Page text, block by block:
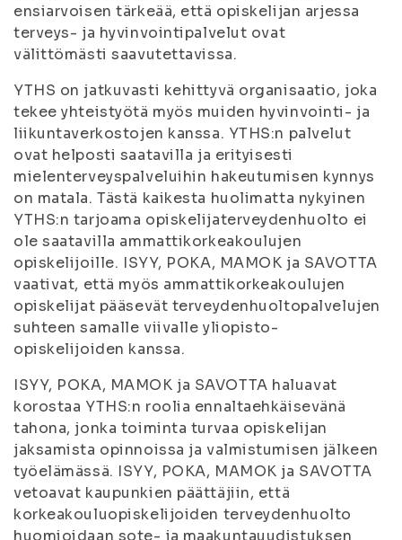
ensiarvoisen tärkeää, että opiskelijan arjessa
terveys- ja hyvinvointipalvelut ovat
välittömästi saavutettavissa.
YTHS on jatkuvasti kehittyvä organisaatio, joka
tekee yhteistyötä myös muiden hyvinvointi- ja
liikuntaverkostojen kanssa. YTHS:n palvelut
ovat helposti saatavilla ja erityisesti
mielenterveyspalveluihin hakeutumisen kynnys
on matala. Tästä kaikesta huolimatta nykyinen
YTHS:n tarjoama opiskelijaterveydenhuolto ei
ole saatavilla ammattikorkeakoulujen
opiskelijoille. ISYY, POKA, MAMOK ja SAVOTTA
vaativat, että myös ammattikorkeakoulujen
opiskelijat pääsevät terveydenhuoltopalvelujen
suhteen samalle viivalle yliopisto-
opiskelijoiden kanssa.
ISYY, POKA, MAMOK ja SAVOTTA haluavat
korostaa YTHS:n roolia ennaltaehkäisevänä
tahona, jonka toiminta turvaa opiskelijan
jaksamista opinnoissa ja valmistumisen jälkeen
työelämässä. ISYY, POKA, MAMOK ja SAVOTTA
vetoavat kaupunkien päättäjiin, että
korkeakouluopiskelijoiden terveydenhuolto
huomioidaan sote- ja maakuntauudistuksen